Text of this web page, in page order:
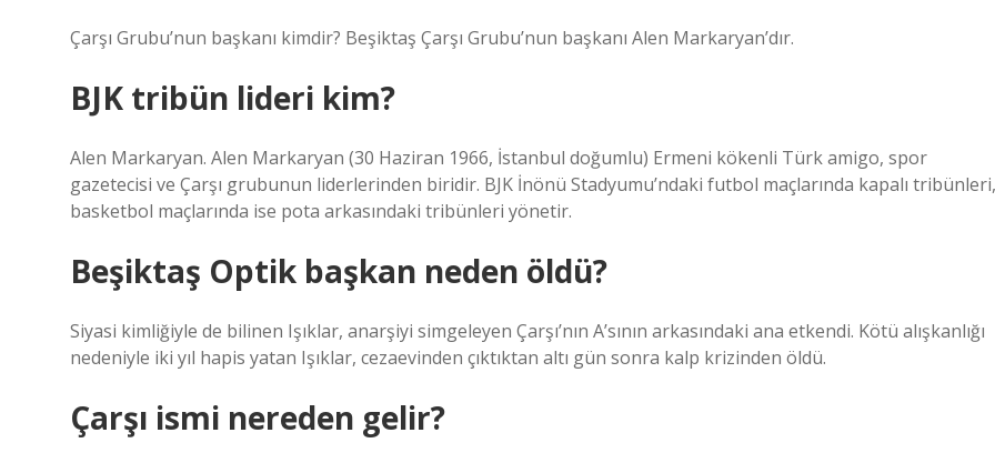
Çarşı Grubu’nun başkanı kimdir? Beşiktaş Çarşı Grubu’nun başkanı Alen Markaryan’dır.
BJK tribün lideri kim?
Alen Markaryan. Alen Markaryan (30 Haziran 1966, İstanbul doğumlu) Ermeni kökenli Türk amigo, spor
gazetecisi ve Çarşı grubunun liderlerinden biridir. BJK İnönü Stadyumu’ndaki futbol maçlarında kapalı tribünleri,
basketbol maçlarında ise pota arkasındaki tribünleri yönetir.
Beşiktaş Optik başkan neden öldü?
Siyasi kimliğiyle de bilinen Işıklar, anarşiyi simgeleyen Çarşı’nın A’sının arkasındaki ana etkendi. Kötü alışkanlığı
nedeniyle iki yıl hapis yatan Işıklar, cezaevinden çıktıktan altı gün sonra kalp krizinden öldü.
Çarşı ismi nereden gelir?